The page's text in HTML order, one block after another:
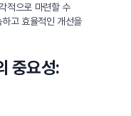
적으로 마련할 수
고 효율적인 개선을
중요성: